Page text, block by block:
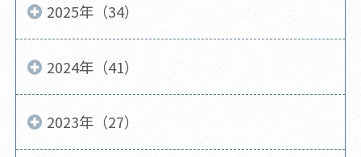
2025年（34）
2024年（41）
2023年（27）